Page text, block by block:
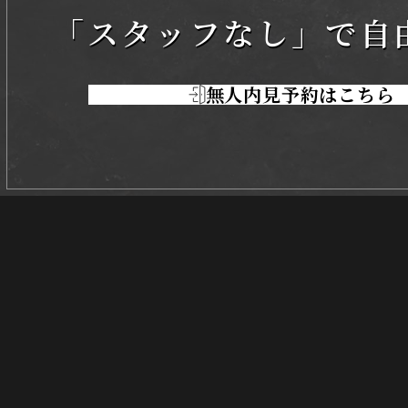
「スタッフなし」で 自
無人内見予約はこちら